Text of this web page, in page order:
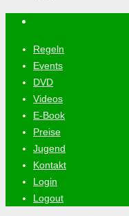
Regeln
Events
DVD
Videos
E-Book
Preise
Jugend
Kontakt
Login
Logout